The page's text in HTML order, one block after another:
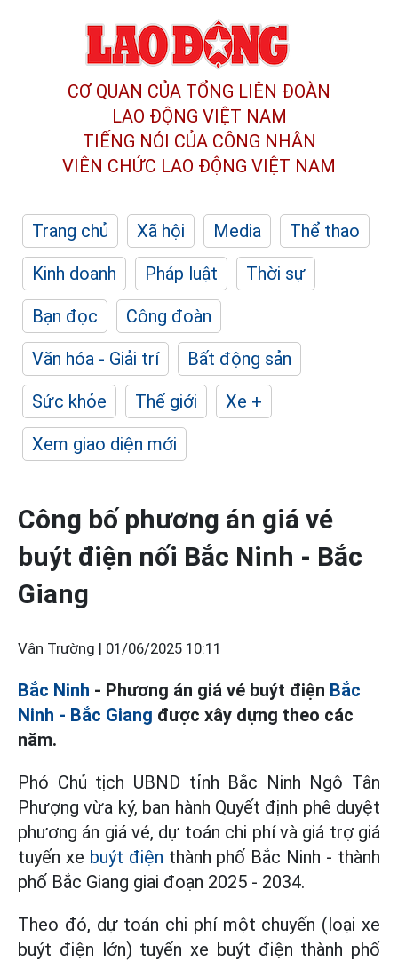
CƠ QUAN CỦA TỔNG LIÊN ĐOÀN
LAO ĐỘNG VIỆT NAM
TIẾNG NÓI CỦA CÔNG NHÂN
VIÊN CHỨC LAO ĐỘNG VIỆT NAM
Trang chủ Xã hội Media
Thể thao
Kinh doanh
Pháp luật
Thời sự
Bạn đọc
Công đoàn
Văn hóa - Giải trí
Bất động sản
Sức khỏe
Thế giới
Xe +
Xem giao diện mới
Công bố phương án giá vé
buýt điện nối Bắc Ninh - Bắc
Giang
Vân Trường | 01/06/2025 10:11
Bắc Ninh - Phương án giá vé buýt điện Bắc
Ninh - Bắc Giang được xây dựng theo các
năm.
Phó Chủ tịch UBND tỉnh Bắc Ninh Ngô Tân
Phượng vừa ký, ban hành Quyết định phê duyệt
phương án giá vé, dự toán chi phí và giá trợ giá
tuyến xe buýt điện thành phố Bắc Ninh - thành
phố Bắc Giang giai đoạn 2025 - 2034.
Theo đó, dự toán chi phí một chuyến (loại xe
buýt điện lớn) tuyến xe buýt điện thành phố